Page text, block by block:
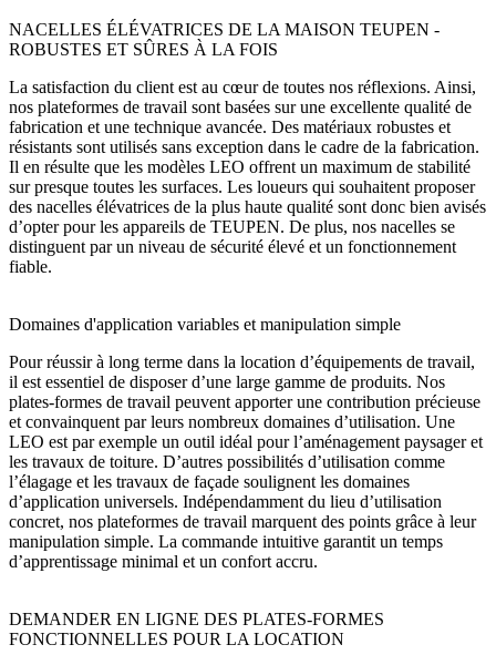
NACELLES ÉLÉVATRICES DE LA MAISON TEUPEN -
ROBUSTES ET SÛRES À LA FOIS
La satisfaction du client est au cœur de toutes nos réflexions. Ainsi,
nos plateformes de travail sont basées sur une excellente qualité de
fabrication et une technique avancée. Des matériaux robustes et
résistants sont utilisés sans exception dans le cadre de la fabrication.
Il en résulte que les modèles LEO offrent un maximum de stabilité
sur presque toutes les surfaces. Les loueurs qui souhaitent proposer
des nacelles élévatrices de la plus haute qualité sont donc bien avisés
d’opter pour les appareils de TEUPEN. De plus, nos nacelles se
distinguent par un niveau de sécurité élevé et un fonctionnement
fiable.
Domaines d'application variables et manipulation simple
Pour réussir à long terme dans la location d’équipements de travail,
il est essentiel de disposer d’une large gamme de produits. Nos
plates-formes de travail peuvent apporter une contribution précieuse
et convainquent par leurs nombreux domaines d’utilisation. Une
LEO est par exemple un outil idéal pour l’aménagement paysager et
les travaux de toiture. D’autres possibilités d’utilisation comme
l’élagage et les travaux de façade soulignent les domaines
d’application universels. Indépendamment du lieu d’utilisation
concret, nos plateformes de travail marquent des points grâce à leur
manipulation simple. La commande intuitive garantit un temps
d’apprentissage minimal et un confort accru.
DEMANDER EN LIGNE DES PLATES-FORMES
FONCTIONNELLES POUR LA LOCATION